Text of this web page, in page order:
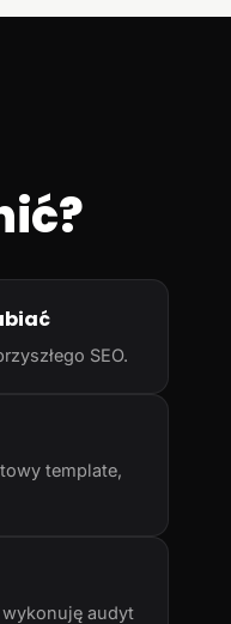
SEO.
template,
audyt